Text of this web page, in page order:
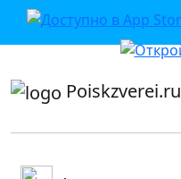
приложении или в VK">
Poiskzverei.ru